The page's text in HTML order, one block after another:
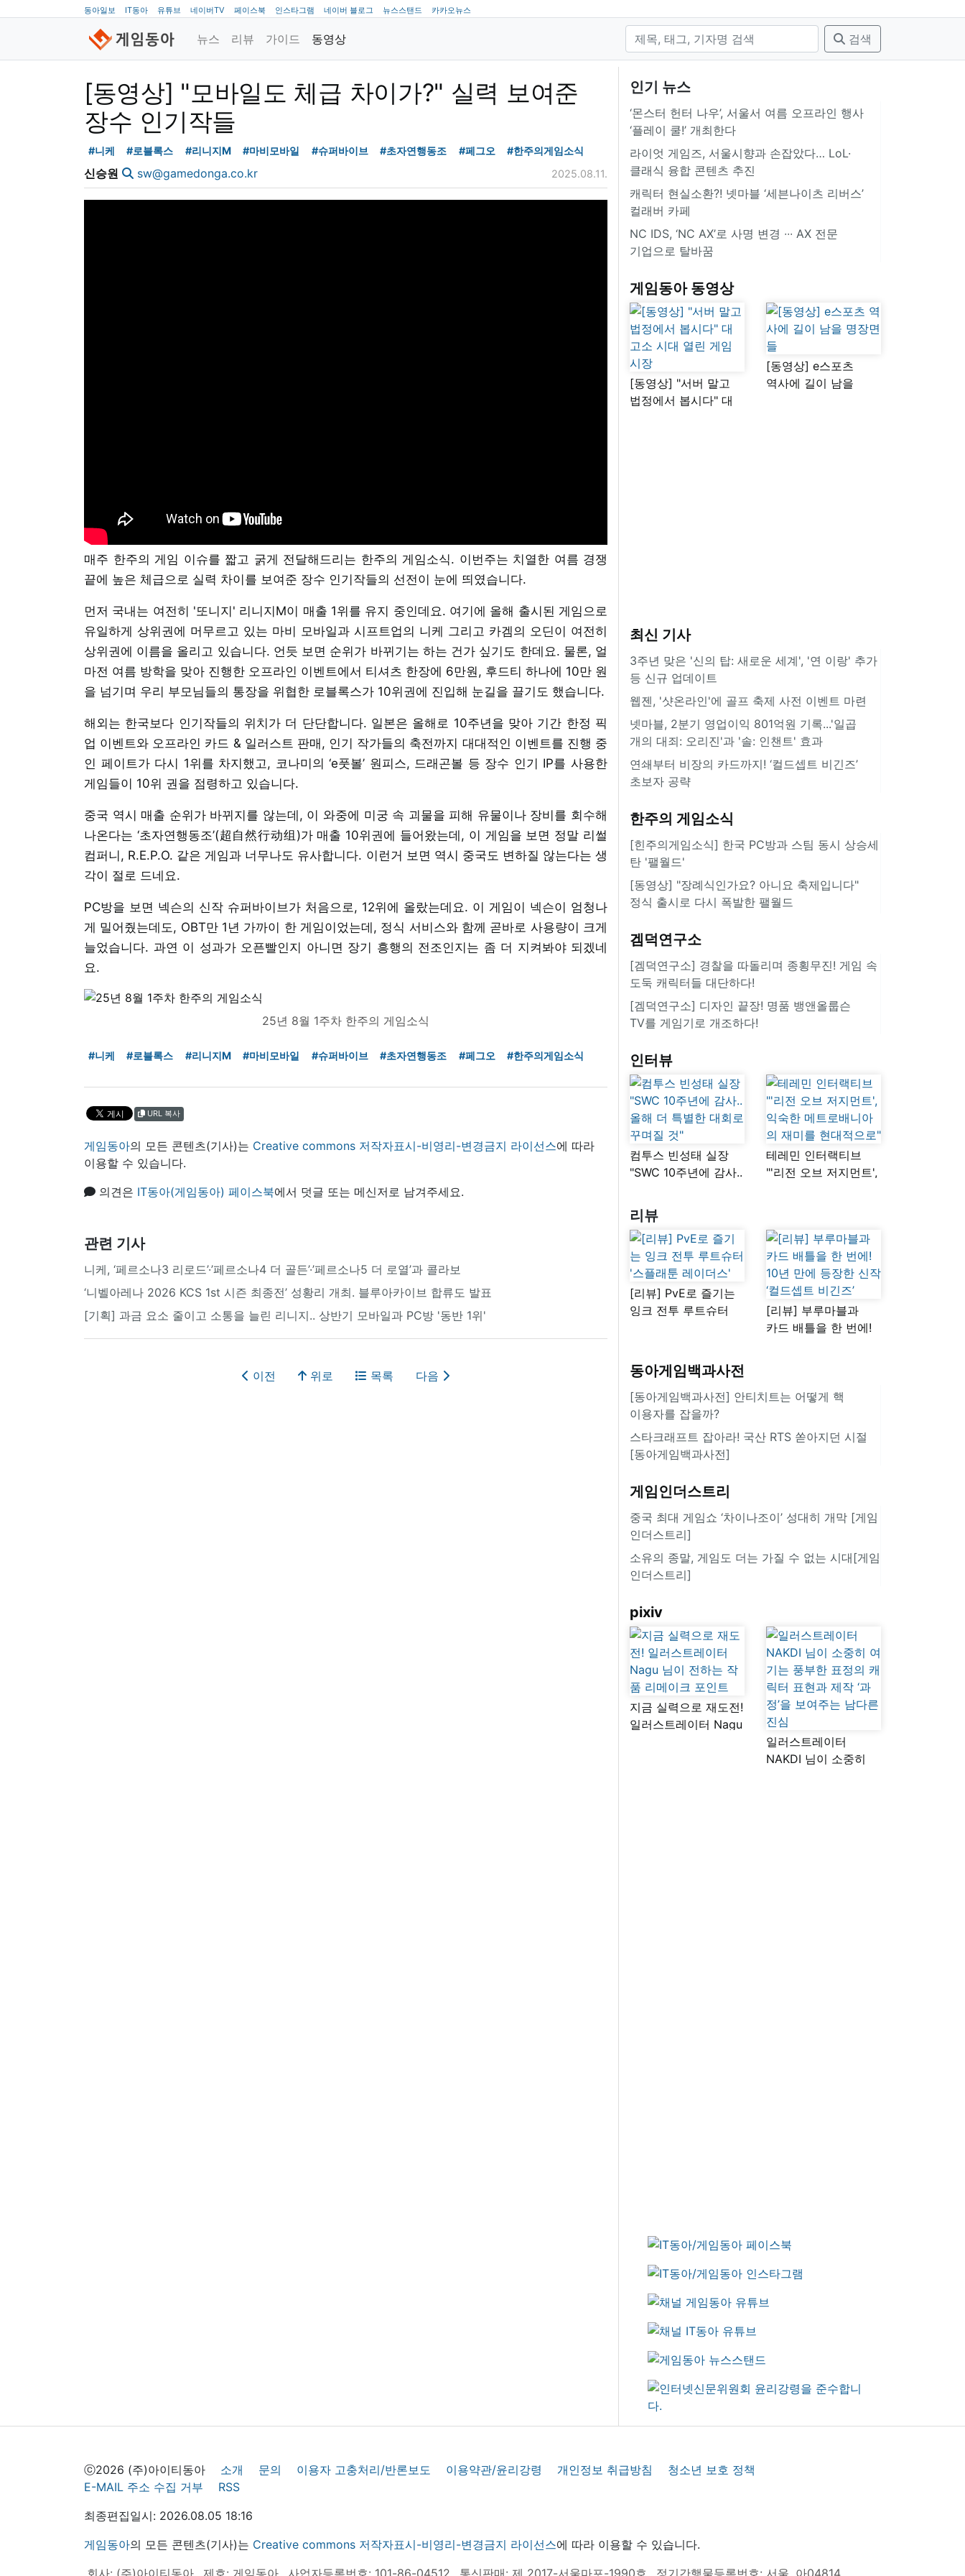
동아일보 IT동아 유튜브 네이버TV 페이스북 인스타그램 네이버 블로그 뉴스스탠드 카카오뉴스
뉴스 리뷰 가이드 동영상 검색
[동영상] "모바일도 체급 차이가?" 실력 보여준
장수 인기작들
#니케 #로블록스 #리니지M #마비모바일 #슈퍼바이브 #초자연행동조 #페그오 #한주의게임소식
신승원 sw@gamedonga.co.kr 2025.08.11.
매주 한주의 게임 이슈를 짧고 굵게 전달해드리는 한주의 게임소식. 이번주는 치열한 여름 경쟁
끝에 높은 체급으로 실력 차이를 보여준 장수 인기작들의 선전이 눈에 띄였습니다.
먼저 국내는 여전히 '또니지' 리니지M이 매출 1위를 유지 중인데요. 여기에 올해 출시된 게임으로
유일하게 상위권에 머무르고 있는 마비 모바일과 시프트업의 니케 그리고 카겜의 오딘이 여전히
상위권에 이름을 올리고 있습니다. 언듯 보면 순위가 바뀌기는 하는 건가 싶기도 한데요. 물론, 얼
마전 여름 방학을 맞아 진행한 오프라인 이벤트에서 티셔츠 한장에 6만원, 후드티 하나에 10만 원
을 넘기며 우리 부모님들의 통장을 위협한 로블록스가 10위권에 진입해 눈길을 끌기도 했습니다.
해외는 한국보다 인기작들의 위치가 더 단단합니다. 일본은 올해로 10주년을 맞아 기간 한정 픽
업 이벤트와 오프라인 카드 & 일러스트 판매, 인기 작가들의 축전까지 대대적인 이벤트를 진행 중
인 페이트가 다시 1위를 차지했고, 코나미의 ‘e풋볼’ 원피스, 드래곤볼 등 장수 인기 IP를 사용한
게임들이 10위 권을 점령하고 있습니다.
중국 역시 매출 순위가 바뀌지를 않는데, 이 와중에 미궁 속 괴물을 피해 유물이나 장비를 회수해
나온다는 ‘초자연행동조’(超自然行动组)가 매출 10위권에 들어왔는데, 이 게임을 보면 정말 리썰
컴퍼니, R.E.P.O. 같은 게임과 너무나도 유사합니다. 이런거 보면 역시 중국도 변하질 않는다는 생
각이 절로 드네요.
PC방을 보면 넥슨의 신작 슈퍼바이브가 처음으로, 12위에 올랐는데요. 이 게임이 넥슨이 엄청나
게 밀어줬는데도, OBT만 1년 가까이 한 게임이었는데, 정식 서비스와 함께 곧바로 사용량이 크게
늘었습니다. 과연 이 성과가 오픈빨인지 아니면 장기 흥행의 전조인지는 좀 더 지켜봐야 되겠네
요.
25년 8월 1주차 한주의 게임소식
#니케 #로블록스 #리니지M #마비모바일 #슈퍼바이브 #초자연행동조 #페그오 #한주의게임소식
URL 복사
게임동아의 모든 콘텐츠(기사)는 Creative commons 저작자표시-비영리-변경금지 라이선스에 따라
이용할 수 있습니다.
의견은 IT동아(게임동아) 페이스북에서 덧글 또는 메신저로 남겨주세요.
관련 기사
니케, ‘페르소나3 리로드’·’페르소나4 더 골든’·’페르소나5 더 로열’과 콜라보
‘니벨아레나 2026 KCS 1st 시즌 최종전’ 성황리 개최. 블루아카이브 합류도 발표
[기획] 과금 요소 줄이고 소통을 늘린 리니지.. 상반기 모바일과 PC방 '동반 1위'
이전 위로 목록 다음
인기 뉴스
‘몬스터 헌터 나우’, 서울서 여름 오프라인 행사
‘플레이 쿨!’ 개최한다
라이엇 게임즈, 서울시향과 손잡았다… LoL·
클래식 융합 콘텐츠 추진
캐릭터 현실소환?! 넷마블 ‘세븐나이츠 리버스’
컬래버 카페
NC IDS, ‘NC AX’로 사명 변경 ∙∙∙ AX 전문
기업으로 탈바꿈
게임동아 동영상
[동영상] "서버 말고
법정에서 봅시다" 대
[동영상] e스포츠
역사에 길이 남을
최신 기사
3주년 맞은 '신의 탑: 새로운 세계', '연 이랑' 추가
등 신규 업데이트
웹젠, '샷온라인'에 골프 축제 사전 이벤트 마련
넷마블, 2분기 영업이익 801억원 기록...'일곱
개의 대죄: 오리진'과 '솔: 인챈트' 효과
연쇄부터 비장의 카드까지! ‘컬드셉트 비긴즈’
초보자 공략
한주의 게임소식
[힌주의게임소식] 한국 PC방과 스팀 동시 상승세
탄 '팰월드'
[동영상] "장례식인가요? 아니요 축제입니다"
정식 출시로 다시 폭발한 팰월드
겜덕연구소
[겜덕연구소] 경찰을 따돌리며 종횡무진! 게임 속
도둑 캐릭터들 대단하다!
[겜덕연구소] 디자인 끝장! 명품 뱅앤올룹슨
TV를 게임기로 개조하다!
인터뷰
컴투스 빈성태 실장
"SWC 10주년에 감사..
꾸며질 것"
테레민 인터랙티브
"'리전 오브 저지먼트',
리뷰
[리뷰] PvE로 즐기는
잉크 전투 루트슈터
[리뷰] 부루마블과
카드 배틀을 한 번에!
동아게임백과사전
[동아게임백과사전] 안티치트는 어떻게 핵
이용자를 잡을까?
스타크래프트 잡아라! 국산 RTS 쏟아지던 시절
[동아게임백과사전]
게임인더스트리
중국 최대 게임쇼 ‘차이나조이’ 성대히 개막 [게임
인더스트리]
소유의 종말, 게임도 더는 가질 수 없는 시대[게임
인더스트리]
pixiv
지금 실력으로 재도전!
일러스트레이터 Nagu
일러스트레이터
NAKDI 님이 소중히
ⓒ2026 (주)아이티동아 소개 문의 이용자 고충처리/반론보도 이용약관/윤리강령 개인정보 취급방침
청소년 보호 정책
E-MAIL 주소 수집 거부
RSS
최종편집일시: 2026.08.05 18:16
게임동아의 모든 콘텐츠(기사)는 Creative commons 저작자표시-비영리-변경금지 라이선스에 따라 이용할 수 있습니다.
회사: (주)아이티동아
제호: 게임동아 사업자등록번호: 101-86-04512 통신판매: 제 2017-서울마포-1990호 정기간행물등록번호: 서울, 아04814